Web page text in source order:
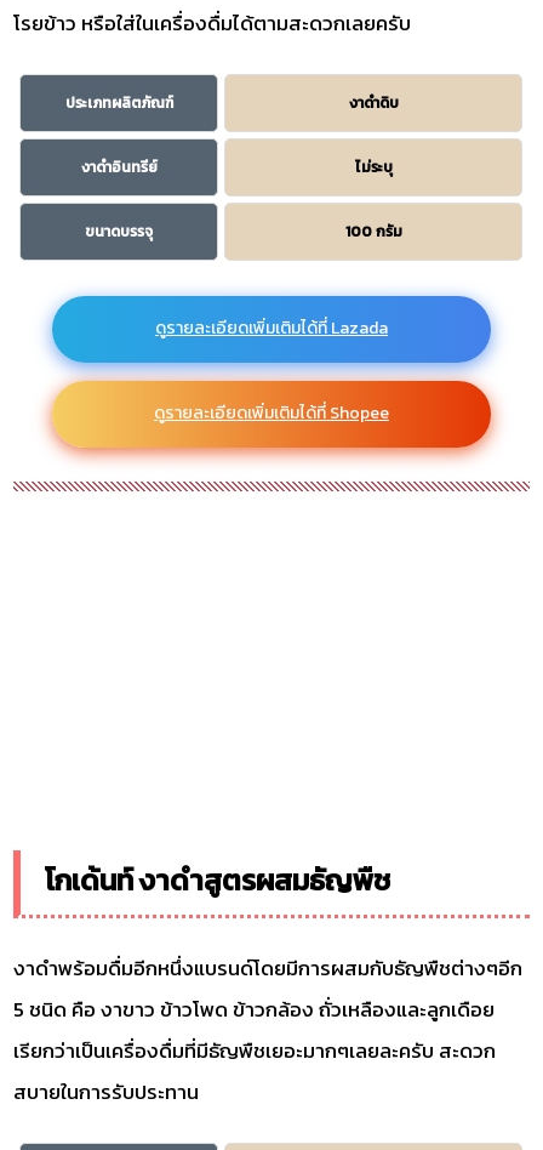
โรยข้าว หรือใส่ในเครื่องดื่มได้ตามสะดวกเลยครับ
ประเภทผลิตภัณฑ์ งาดำดิบ
งาดำอินทรีย์ ไม่ระบุ
ขนาดบรรจุ 100 กรัม
ดูรายละเอียดเพิ่มเติมได้ที่ Lazada
ดูรายละเอียดเพิ่มเติมได้ที่ Shopee
โกเด้นท์ งาดำสูตรผสมธัญพืช
งาดำพร้อมดื่มอีกหนึ่งแบรนด์โดยมีการผสมกับธัญพืชต่างๆอีก
5 ชนิด คือ งาขาว ข้าวโพด ข้าวกล้อง ถั่วเหลืองและลูกเดือย
เรียกว่าเป็นเครื่องดื่มที่มีธัญพืชเยอะมากๆเลยละครับ สะดวก
สบายในการรับประทาน